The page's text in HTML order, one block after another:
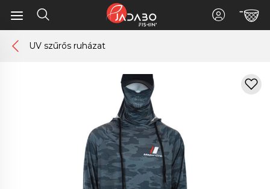
UV szűrős ruházat